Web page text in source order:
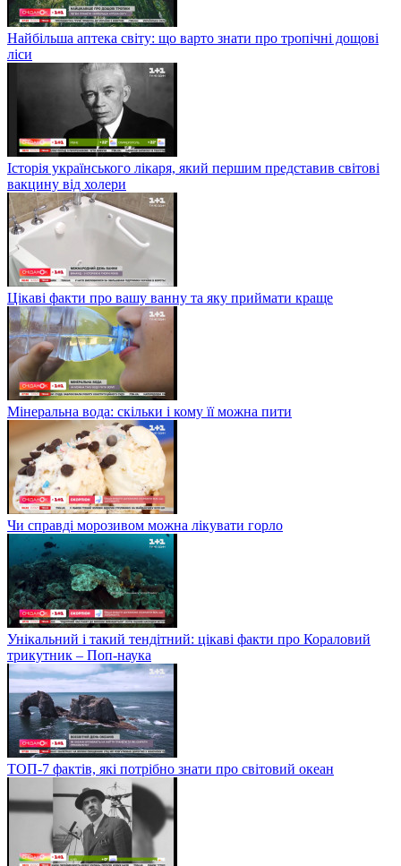
Найбільша аптека світу: що варто знати про тропічні дощові
ліси
Історія українського лікаря, який першим представив світові
вакцину від холери
Цікаві факти про вашу ванну та яку приймати краще
Мінеральна вода: скільки і кому її можна пити
Чи справді морозивом можна лікувати горло
Унікальний і такий тендітний: цікаві факти про Кораловий
трикутник – Поп-наука
ТОП-7 фактів, які потрібно знати про світовий океан